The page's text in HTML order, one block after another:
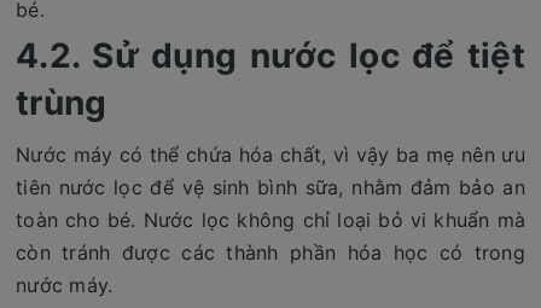
bé.
4.2. Sử dụng nước lọc để tiệt
trùng
Nước máy có thể chứa hóa chất, vì vậy ba mẹ nên ưu
tiên nước lọc để vệ sinh bình sữa, nhằm đảm bảo an
toàn cho bé. Nước lọc không chỉ loại bỏ vi khuẩn mà
còn tránh được các thành phần hóa học có trong
nước máy.